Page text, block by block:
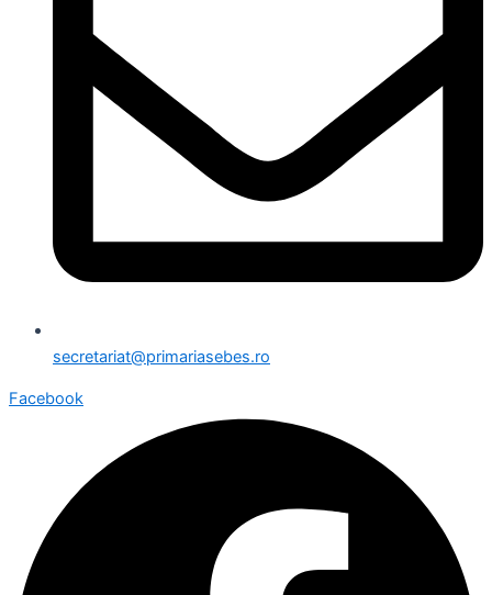
secretariat@primariasebes.ro
Facebook